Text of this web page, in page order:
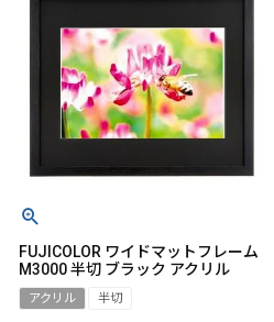
FUJICOLOR ワイドマットフレーム
M3000 半切 ブラック アクリル
アクリル 半切